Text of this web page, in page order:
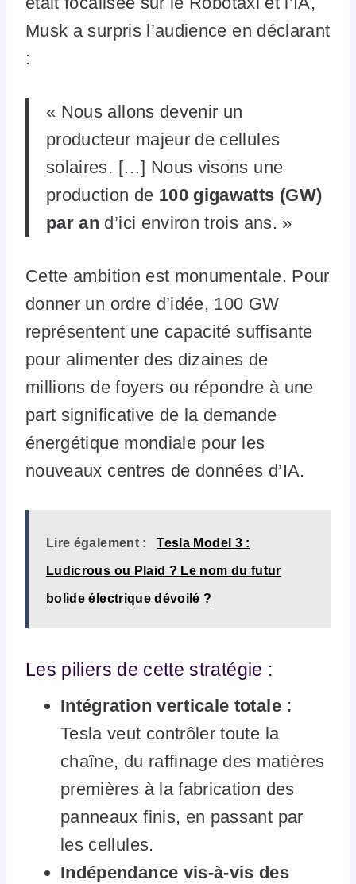
Musk a surpris l’audience en déclarant
:
« Nous allons devenir un
producteur majeur de cellules
solaires. […] Nous visons une
production de 100 gigawatts (GW)
par an d’ici environ trois ans. »
Cette ambition est monumentale. Pour
donner un ordre d’idée, 100 GW
représentent une capacité suffisante
pour alimenter des dizaines de
millions de foyers ou répondre à une
part significative de la demande
énergétique mondiale pour les
nouveaux centres de données d’IA.
Lire également : Tesla Model 3 :
Ludicrous ou Plaid ? Le nom du futur
bolide électrique dévoilé ?
Les piliers de cette stratégie :
Intégration verticale totale :
Tesla veut contrôler toute la
chaîne, du raffinage des matières
premières à la fabrication des
panneaux finis, en passant par
les cellules.
Indépendance vis-à-vis des